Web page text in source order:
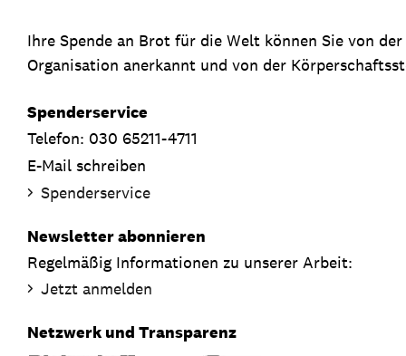
Ihre Spende an Brot für die Welt können Sie von
Organisation anerkannt und von der
Spenderservice
Telefon: 030 65211-4711
E-Mail schreiben
Spenderservice
Newsletter abonnieren
Regelmäßig Informationen zu unserer Arbeit:
Jetzt anmelden
Netzwerk und Transparenz